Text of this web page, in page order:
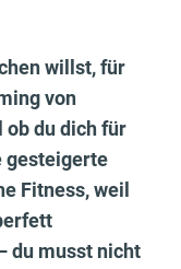
willst, für
von
ob du dich für
gesteigerte
Fitness, weil
du musst nicht